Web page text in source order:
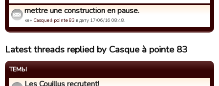
mettre une construction en pause.
кем Casque à pointe 83 в дату 17/06/16 08:48.
Latest threads replied by Casque à pointe 83
ТЕМЫ